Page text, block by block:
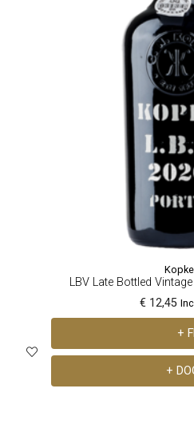
Kopke
LBV Late Bottled
€ 12,45
+
+